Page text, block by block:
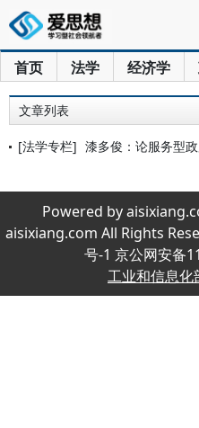
首页 法学 经济学
文章列表
[法学专栏] 漆多俊：论服务型
Powered by
aisixiang.com All Rights
号-1 京公网安备
工业和信息化